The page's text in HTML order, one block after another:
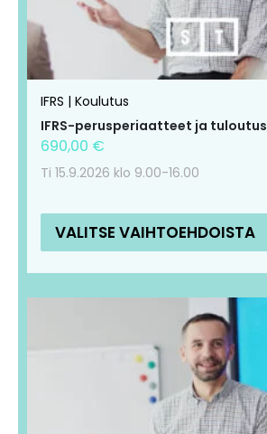
IFRS | Koulutus
IFRS-perusperiaatteet ja tuloutus
690,00 €
Ti 15.9.2026 klo 9.00-16.00
VALITSE VAIHTOEHDOISTA